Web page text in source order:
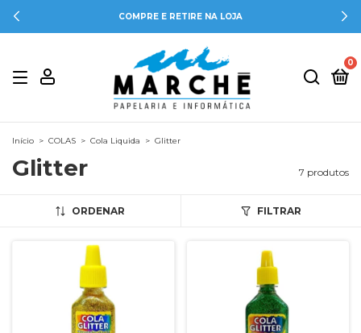
COMPRE E RETIRE NA LOJA
0
Início > COLAS > Cola Liquida > Glitter
Glitter 7 produtos
ORDENAR FILTRAR